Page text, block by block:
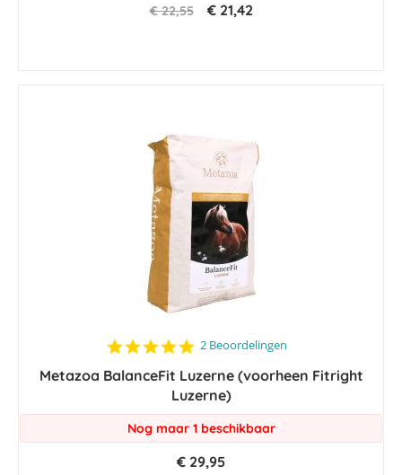
€ 22,55 € 21,42
5.0
rating
2 Beoordelingen
Metazoa BalanceFit Luzerne (voorheen Fitright
Luzerne)
Nog maar 1 beschikbaar
€ 29,95